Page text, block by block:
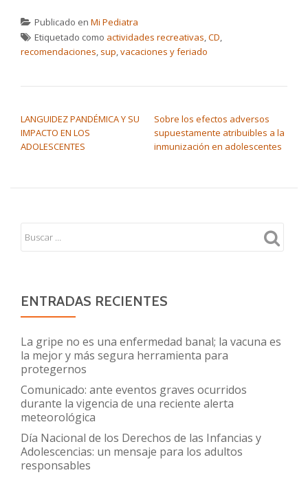
Publicado en Mi Pediatra
Etiquetado como actividades recreativas,CD,
recomendaciones, sup,vacaciones y feriado
LANGUIDEZ PANDÉMICA Y SU
IMPACTO EN LOS
ADOLESCENTES
Sobre los efectos adversos
supuestamente atribuibles a la
inmunización en adolescentes
ENTRADAS RECIENTES
La gripe no es una enfermedad banal; la vacuna es
la mejor y más segura herramienta para
protegernos
Comunicado: ante eventos graves ocurridos
durante la vigencia de una reciente alerta
meteorológica
Día Nacional de los Derechos de las Infancias y
Adolescencias: un mensaje para los adultos
responsables